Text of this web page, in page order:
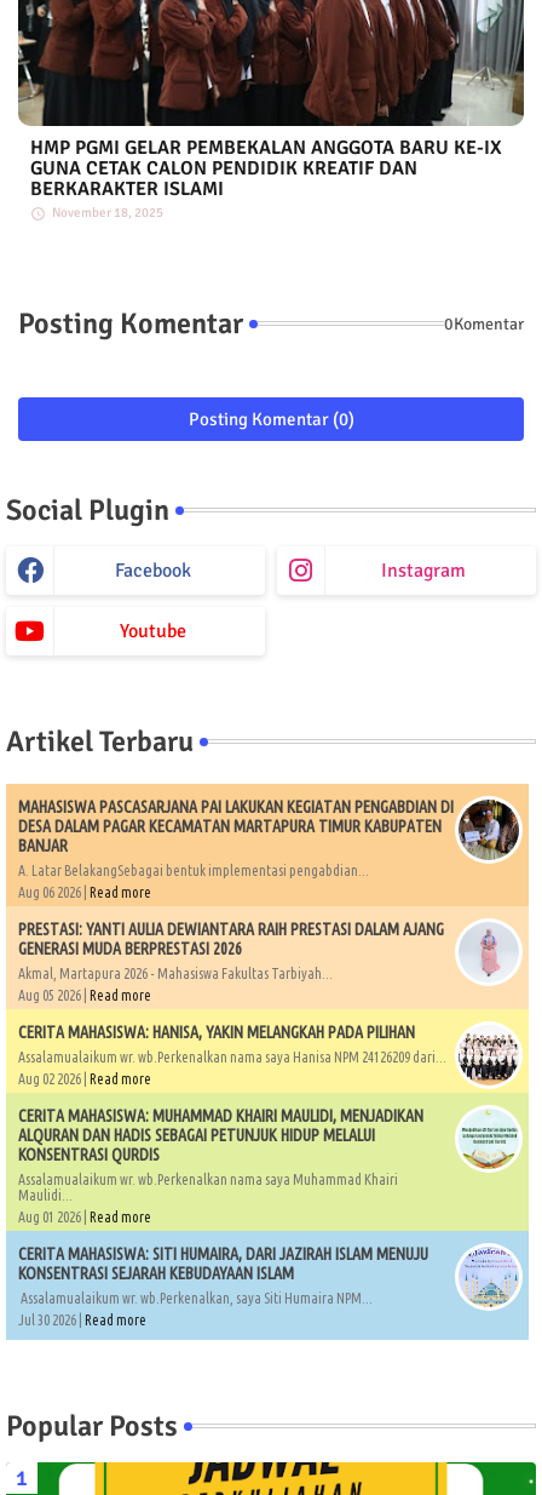
HMP PGMI GELAR PEMBEKALAN ANGGOTA BARU KE-IX
GUNA CETAK CALON PENDIDIK KREATIF DAN
BERKARAKTER ISLAMI
November 18, 2025
Posting Komentar 0Komentar
Posting Komentar (0)
Social Plugin
Facebook Instagram
Youtube
Artikel Terbaru
MAHASISWA PASCASARJANA PAI LAKUKAN KEGIATAN PENGABDIAN DI
DESA DALAM PAGAR KECAMATAN MARTAPURA TIMUR KABUPATEN
BANJAR
A. Latar BelakangSebagai bentuk implementasi pengabdian...
Aug 06 2026 | Read more
PRESTASI: YANTI AULIA DEWIANTARA RAIH PRESTASI DALAM AJANG
GENERASI MUDA BERPRESTASI 2026
Akmal, Martapura 2026 - Mahasiswa Fakultas Tarbiyah...
Aug 05 2026 | Read more
CERITA MAHASISWA: HANISA, YAKIN MELANGKAH PADA PILIHAN
Assalamualaikum wr. wb.Perkenalkan nama saya Hanisa NPM 24126209 dari...
Aug 02 2026 | Read more
CERITA MAHASISWA: MUHAMMAD KHAIRI MAULIDI, MENJADIKAN
ALQURAN DAN HADIS SEBAGAI PETUNJUK HIDUP MELALUI
KONSENTRASI QURDIS
Assalamualaikum wr. wb.Perkenalkan nama saya Muhammad Khairi
Maulidi...
Aug 01 2026 | Read more
CERITA MAHASISWA: SITI HUMAIRA, DARI JAZIRAH ISLAM MENUJU
KONSENTRASI SEJARAH KEBUDAYAAN ISLAM
Assalamualaikum wr. wb.Perkenalkan, saya Siti Humaira NPM...
Jul 30 2026 | Read more
Popular Posts